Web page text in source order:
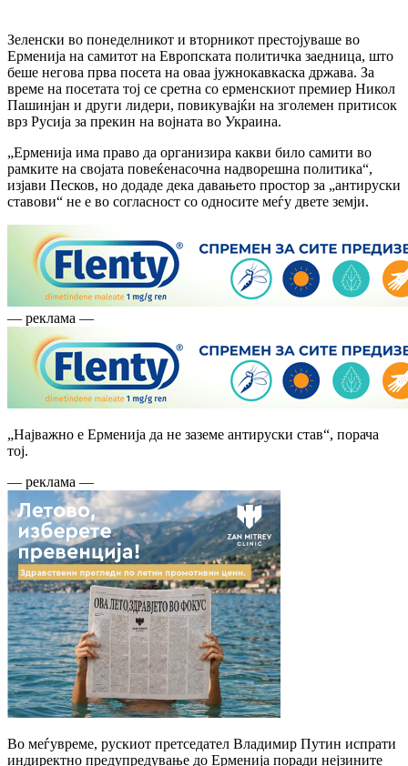
Зеленски во понеделникот и вторникот престојуваше во
Ерменија на самитот на Европската политичка заедница, што
беше негова прва посета на оваа јужнокавкаска држава. За
време на посетата тој се сретна со ерменскиот премиер Никол
Пашинјан и други лидери, повикувајќи на зголемен притисок
врз Русија за прекин на војната во Украина.
„Ерменија има право да организира какви било самити во
рамките на својата повеќенасочна надворешна политика“,
изјави Песков, но додаде дека давањето простор за „антируски
ставови“ не е во согласност со односите меѓу двете земји.
— реклама —
„Најважно е Ерменија да не заземе антируски став“, порача
тој.
— реклама —
Во меѓувреме, рускиот претседател Владимир Путин испрати
индиректно предупредување до Ерменија поради нејзините